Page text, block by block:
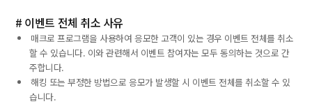
# 이벤트 전체 취소 사유
매크로 프로그램을 사용하여 응모한 고객이 있는 경우 이벤트 전체를 취소
할 수 있습니다. 이와 관련해서 이벤트 참여자는 모두 동의하는 것으로 간
주합니다.
해킹 또는 부정한 방법으로 응모가 발생할 시 이벤트 전체를 취소할 수 있
습니다.